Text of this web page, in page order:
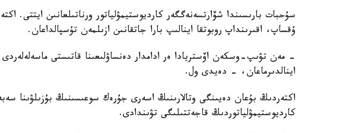
سۇحبات بارىسىندا شۆارتسەنەگگەر كارديوستيمۋلياتور ورناتىلعانىن ايتتى.
ۇقساپ، اقىرىنداپ روبوتقا اينالىپ بارا جاتقانىن ازىلمەن تۇسپالداعان.
- مەن تۋىپ-وسكەن اۆستريادا ەر ادامدار دەنساۋلىعىنا قاتىستى ماسەلەلەردى
اينالدىرماعان، - دەيدى ول.
اكتەردىڭ بۇعان دەيىنگى وتالارىنىڭ اسەرى جۇرەك سوعىسىنىڭ بۇزىلۋىنا
كارديوستيمۋلياتوردىڭ قاجەتتىلىگى تۋىندادى.